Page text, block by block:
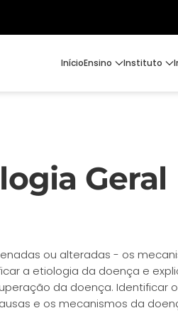
InícioEnsino Instituto
Geral
ou alteradas - os
a etiologia da doença e
da doença.
e os mecanismos da